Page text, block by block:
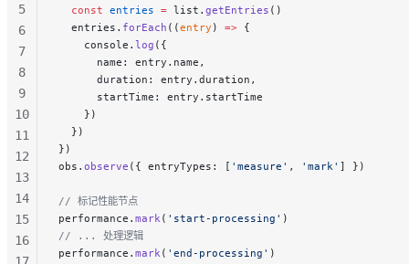
  const
entries = list. getEntries ()
  entries.
forEach ((entry ) => {
    console.
log ({
      name: entry.name,
      duration: entry.duration,
      startTime: entry.startTime
    })
  })
})
obs. observe ({ entryTypes: [ 'measure' , 'mark' ] })
// 标记性能节点
performance. mark ( 'start-processing' )
// ... 处理逻辑
performance. mark ( 'end-processing' )
5
6
7
8
9
10
11
12
13
14
15
16
17